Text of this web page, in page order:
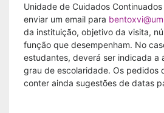
Unidade de Cuidados
enviar um email para
da instituição, objetivo da visita,
função que desempenham. No
estudantes, deverá ser indicada a
grau de escolaridade. Os pedidos
conter ainda sugestões de datas